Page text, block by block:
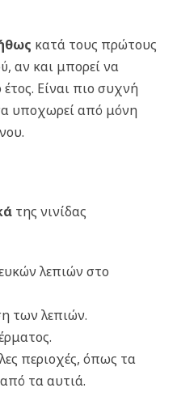
κατά τους πρώτους
αν και μπορεί να
Είναι πιο συχνή
υποχωρεί από μόνη
της νινίδας
λεπιών στο
των λεπιών.
περιοχές, όπως τα
τα αυτιά.